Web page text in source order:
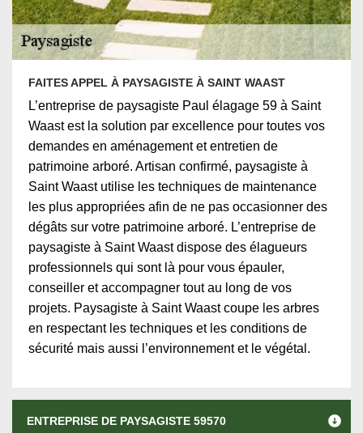
FAITES APPEL À PAYSAGISTE À SAINT WAAST
L’entreprise de paysagiste Paul élagage 59 à Saint
Waast est la solution par excellence pour toutes vos
demandes en aménagement et entretien de
patrimoine arboré. Artisan confirmé, paysagiste à
Saint Waast utilise les techniques de maintenance
les plus appropriées afin de ne pas occasionner des
dégâts sur votre patrimoine arboré. L’entreprise de
paysagiste à Saint Waast dispose des élagueurs
professionnels qui sont là pour vous épauler,
conseiller et accompagner tout au long de vos
projets. Paysagiste à Saint Waast coupe les arbres
en respectant les techniques et les conditions de
sécurité mais aussi l’environnement et le végétal.
ENTREPRISE DE PAYSAGISTE 59570